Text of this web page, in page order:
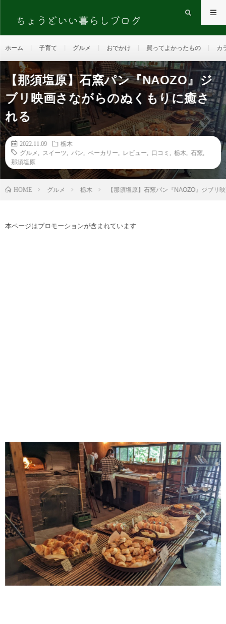
ホーム 子育て グルメ おでかけ 買ってよかったもの カ
【那須塩原】石窯パン『NAOZO』ジ
ブリ映画さながらのぬくもりに癒さ
れる
2022.11.09 栃木
グルメ スイーツ パン ,ベーカリー レビュー 口コミ ,栃木 ,石窯
那須塩原
HOME グルメ 栃木 【那須塩原】石窯パン『NAOZO』ジブリ
本ページはプロモーションが含まれています